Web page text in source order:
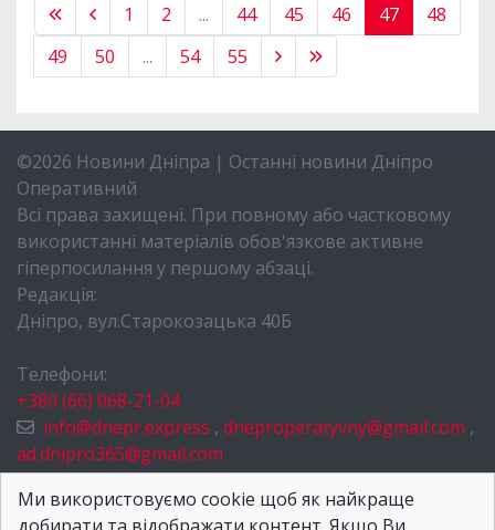
1 2 ... 44 45 46 47
48
49
50 ... 54 55
©2026 Новини Дніпра | Останні новини Дніпро
Оперативний
Всі права захищені. При повному або частковому
використанні матеріалів обов'язкове активне
гіперпосилання у першому абзаці.
Редакція:
Дніпро, вул.Старокозацька 40Б
Телефони:
+380 (66) 068-21-04
info@dnepr.express , dneproperatyvny@gmail.com ,
ad.dnipro365@gmail.com
НОВИНИ ДНІПРА
Ми використовуємо cookie щоб як найкраще